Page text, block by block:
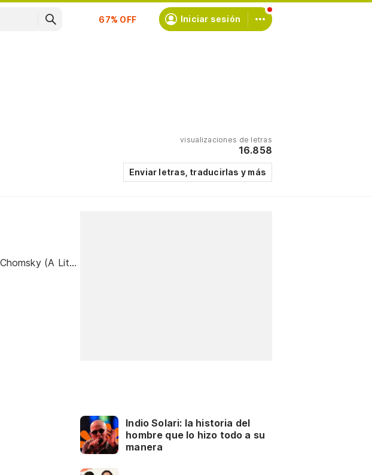
Suscríbete Iniciar sesión
visualizaciones de letras
16.858
Enviar letras, traducirlas y más
A Little More Of Chomsky (A Little Less Of You And Me)
Indio Solari: la historia del
hombre que lo hizo todo a su
manera